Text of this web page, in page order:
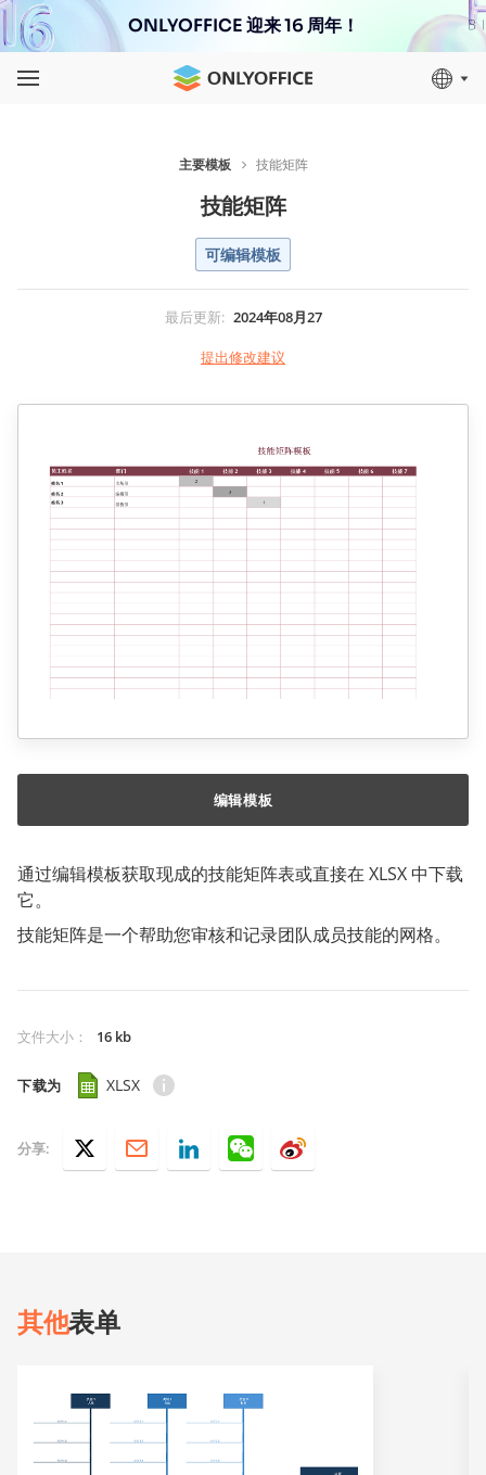
ONLYOFFICE 迎来 16 周年！
主要模板 技能矩阵
技能矩阵
可编辑模板
最后更新: 2024年08月27
提出修改建议
通过编辑模板获取现成的技能矩阵表或直接在 XLSX 中下载
它。
技能矩阵是一个帮助您审核和记录团队成员技能的网格。
文件大小 ： 16 kb
下载为 XLSX
编辑模板
分享:
其他表单